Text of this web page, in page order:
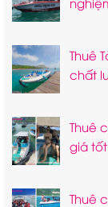
Thuê
chất
Thuê
giá tốt
Thuê